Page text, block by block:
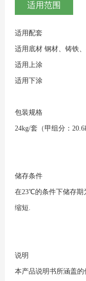
适用范围
适用配套
适用底材 钢材、铸铁
适用上涂
适用下涂
包装规格
24kg/套（甲组分：
储存条件
在23℃的条件下储存期
缩短.
说明
本产品说明书所涵盖